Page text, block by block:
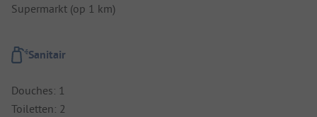
Supermarkt (op 1 km)
Sanitair
Douches: 1
Toiletten: 2